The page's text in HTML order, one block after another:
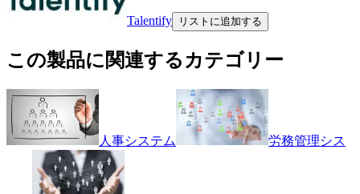
Talentify リストに追加する
この製品に関連するカテゴリー
人事システム 労務管理シス